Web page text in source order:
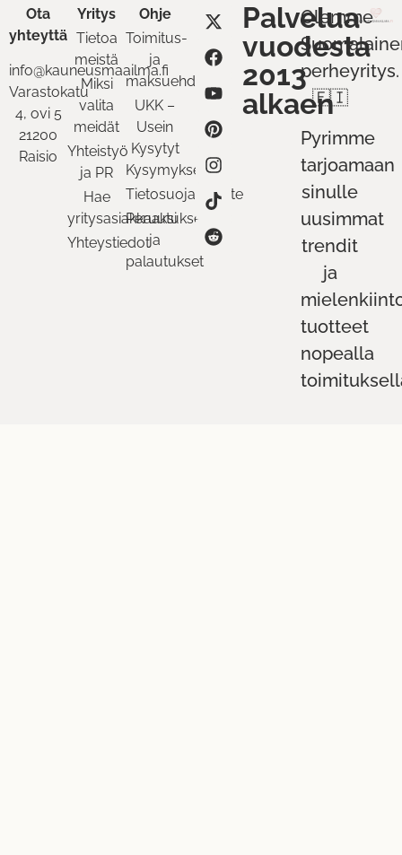
Ota
yhteyttä
info@kauneusmaailma.fi
Varastokatu
4, ovi 5
21200
Raisio
Yritys
Tietoa
meistä
Miksi
valita
meidät
Yhteistyö
ja PR
Hae
yritysasiakkaaksi
Yhteystiedot
Ohje
Toimitus-
ja
maksuehdot
UKK –
Usein
Kysytyt
Kysymykset
Tietosuojaseloste
Peruutukset
ja
palautukset
Palvelua
vuodesta
2013
alkaen
Olemme
perheyritys.
🇫🇮
Pyrimme
tarjoamaan
sinulle
uusimmat
trendit
ja
tuotteet
nopealla